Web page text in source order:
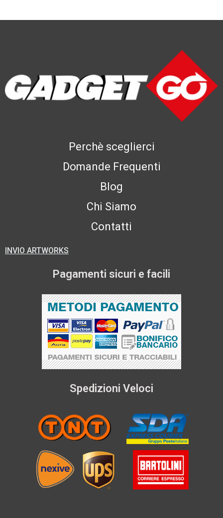
Perchè sceglierci
Domande Frequenti
Blog
Chi Siamo
Contatti
INVIO ARTWORKS
Pagamenti sicuri e facili
Spedizioni Veloci